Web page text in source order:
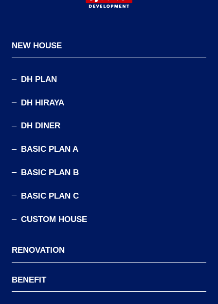
NEW HOUSE
DH PLAN
DH HIRAYA
DH DINER
BASIC PLAN A
BASIC PLAN B
BASIC PLAN C
CUSTOM HOUSE
RENOVATION
BENEFIT